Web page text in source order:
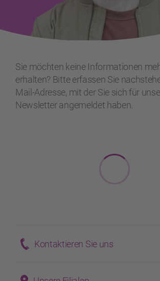
Sie möchten keine Informationen
erhalten? Bitte erfassen Sie
Mail-Adresse, mit der Sie sich für
Newsletter angemeldet haben.
Kontaktieren Sie uns